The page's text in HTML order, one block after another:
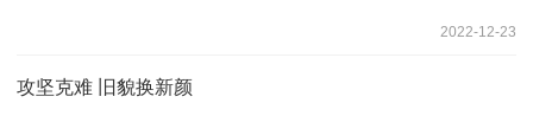
2022-12-23
攻坚克难 旧貌换新颜